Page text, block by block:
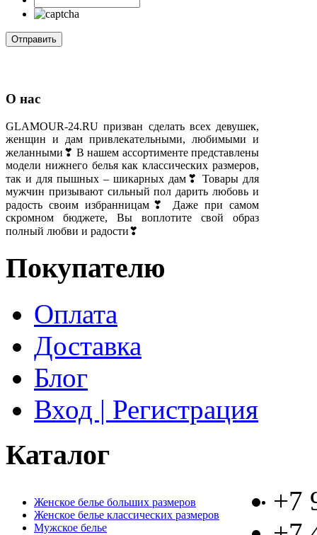
О нас
GLAMOUR-24.RU призван сделать всех девушек,
женщин и дам привлекательными, любимыми и
желанными❣ В нашем ассортименте представлены
модели нижнего белья как классических размеров,
так и для пышных – шикарных дам❣ Товары для
мужчин призывают сильный пол дарить любовь и
радость своим избранницам❣ Даже при самом
скромном бюджете, Вы воплотите свой образ
полный любви и радости❣
Покупателю
Оплата
Доставка
Блог
Вход | Регистрация
Каталог
Женское белье больших размеров
Женское белье классических размеров
Мужское белье
+7